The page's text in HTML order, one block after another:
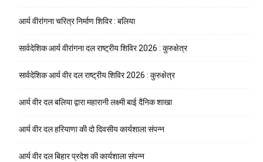
आर्य वीरांगना चरित्र निर्माण शिविर : बलिया
सार्वदेशिक आर्य वीरांगना दल राष्ट्रीय शिविर 2026 : कुरुक्षेत्र
सार्वदेशिक आर्य वीर दल राष्ट्रीय शिविर 2026 : कुरुक्षेत्र
आर्य वीर दल बलिया द्वारा महारानी लक्ष्मी बाई दैनिक शाखा
आर्य वीर दल हरियाणा की दो दिवसीय कार्यशाला संपन्न
आर्य वीर दल बिहार प्रदेश की कार्यशाला संपन्न